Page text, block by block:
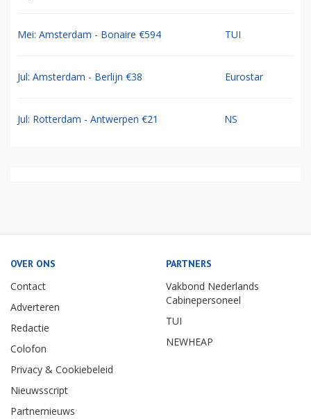
Mei: Amsterdam - Bonaire €594 TUI
Jul: Amsterdam - Berlijn €38 Eurostar
Jul: Rotterdam - Antwerpen €21 NS
OVER ONS
Contact
Adverteren
Redactie
Colofon
Privacy & Cookiebeleid
Nieuwsscript
Partnernieuws
PARTNERS
Vakbond Nederlands
Cabinepersoneel
TUI
NEWHEAP